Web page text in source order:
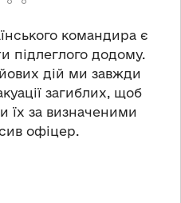
командира є
підлеглого додому.
дій ми завжди
загиблих, щоб
їх за визначеними
офіцер.